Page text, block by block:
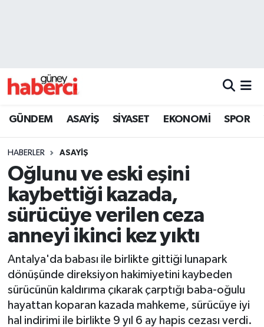
GÜNDEM ASAYİŞ SİYASET EKONOMİ SPOR
HABERLER ASAYİŞ
Oğlunu ve eski eşini
kaybettiği kazada,
sürücüye verilen ceza
anneyi ikinci kez yıktı
Antalya'da babası ile birlikte gittiği lunapark
dönüşünde direksiyon hakimiyetini kaybeden
sürücünün kaldırıma çıkarak çarptığı baba-oğulu
hayattan koparan kazada mahkeme, sürücüye iyi
hal indirimi ile birlikte 9 yıl 6 ay hapis cezası verdi.
Beyoğlu Trafik Yoğunluk Haritası
Son Dakika Haberleri
Haber Arşivi